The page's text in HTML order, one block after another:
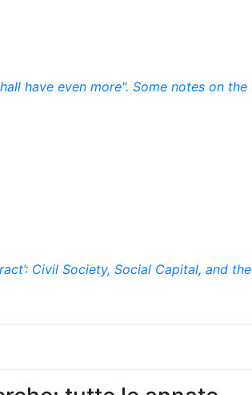
have even more". Some notes on
Civil Society, Social Capital, and